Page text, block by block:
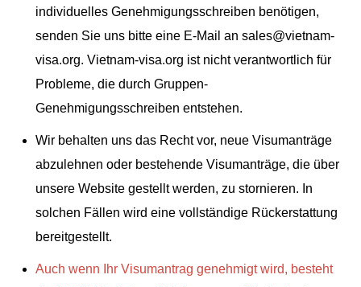
individuelles Genehmigungsschreiben benötigen,
senden Sie uns bitte eine E-Mail an sales@vietnam-
visa.org. Vietnam-visa.org ist nicht verantwortlich für
Probleme, die durch Gruppen-
Genehmigungsschreiben entstehen.
Wir behalten uns das Recht vor, neue Visumanträge
abzulehnen oder bestehende Visumanträge, die über
unsere Website gestellt werden, zu stornieren. In
solchen Fällen wird eine vollständige Rückerstattung
bereitgestellt.
Auch wenn Ihr Visumantrag genehmigt wird, besteht